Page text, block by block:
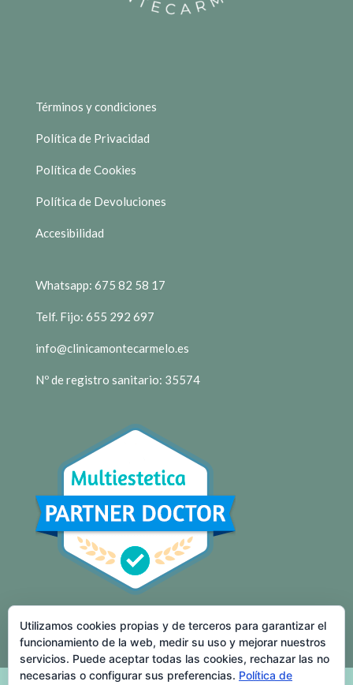
Términos y condiciones
Política de Privacidad
Política de Cookies
Política de Devoluciones
Accesibilidad
Whatsapp: 675 82 58 17
Telf. Fijo: 655 292 697
info@clinicamontecarmelo.es
Nº de registro sanitario: 35574
Utilizamos cookies propias y de terceros para garantizar el
funcionamiento de la web, medir su uso y mejorar nuestros
servicios. Puede aceptar todas las cookies, rechazar las no
necesarias o configurar sus preferencias. Política de